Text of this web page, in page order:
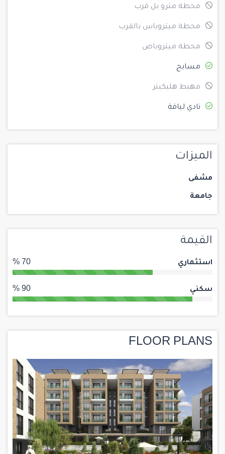
محطة مترو بل قرب
محطة ميتروباس بالقرب
محطة ميتروباص
مسابح
مهبط هليكبتر
نادي لياقة
الميزات
مشفى
جامعة
القيمة
استثماري 70 %
سكني 90 %
FLOOR PLANS